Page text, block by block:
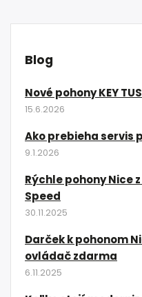
Blog
Nové pohony KEY TUS
15.6.2026
Ako prebieha servis
9.1.2026
Rýchle pohony Nice
Speed
30.11.2025
Darček k pohonom
ovládač zdarma
6.11.2025